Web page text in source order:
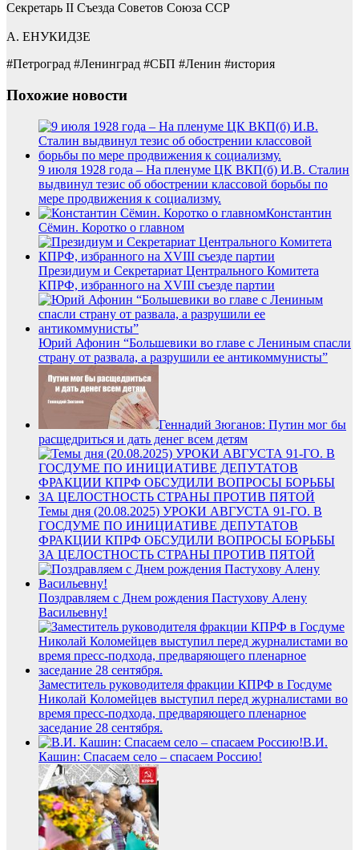
Секретарь II Съезда Советов Союза ССР
А. ЕНУКИДЗЕ
#Петроград #Ленинград #СБП #Ленин #история
Похожие новости
9 июля 1928 года – На пленуме ЦК ВКП(б) И.В. Сталин
выдвинул тезис об обострении классовой борьбы по
мере продвижения к социализму.
Константин
Сёмин. Коротко о главном
Президиум и Секретариат Центрального Комитета
КПРФ, избранного на XVIII съезде партии
Юрий Афонин “Большевики во главе с Лениным спасли
страну от развала, а разрушили ее антикоммунисты”
Геннадий Зюганов: Путин мог бы
расщедриться и дать денег всем детям
Темы дня (20.08.2025) УРОКИ АВГУСТА 91-ГО. В
ГОСДУМЕ ПО ИНИЦИАТИВЕ ДЕПУТАТОВ
ФРАКЦИИ КПРФ ОБСУДИЛИ ВОПРОСЫ БОРЬБЫ
ЗА ЦЕЛОСТНОСТЬ СТРАНЫ ПРОТИВ ПЯТОЙ
Поздравляем с Днем рождения Пастухову Алену
Васильевну!
Заместитель руководителя фракции КПРФ в Госдуме
Николай Коломейцев выступил перед журналистами во
время пресс-подхода, предваряющего пленарное
заседание 28 сентября.
В.И.
Кашин: Спасаем село – спасаем Россию!